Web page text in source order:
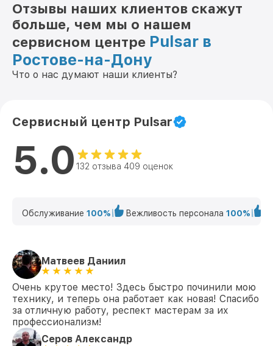
Отзывы наших клиентов скажут
больше, чем мы о нашем
сервисном центре Pulsar в
Ростове-на-Дону
Что о нас думают наши клиенты?
Сервисный центр Pulsar
5.0 132 отзыва 409 оценок
Обслуживание 100% Вежливость персонала 100%
Матвеев Даниил
Очень крутое место! Здесь быстро починили мою
технику, и теперь она работает как новая! Спасибо
за отличную работу, респект мастерам за их
профессионализм!
Серов Александр